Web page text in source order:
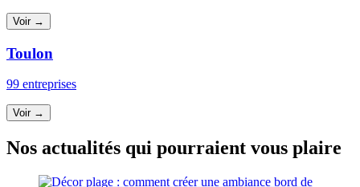
Voir →
Toulon
99 entreprises
Voir →
Nos actualités qui pourraient vous plaire